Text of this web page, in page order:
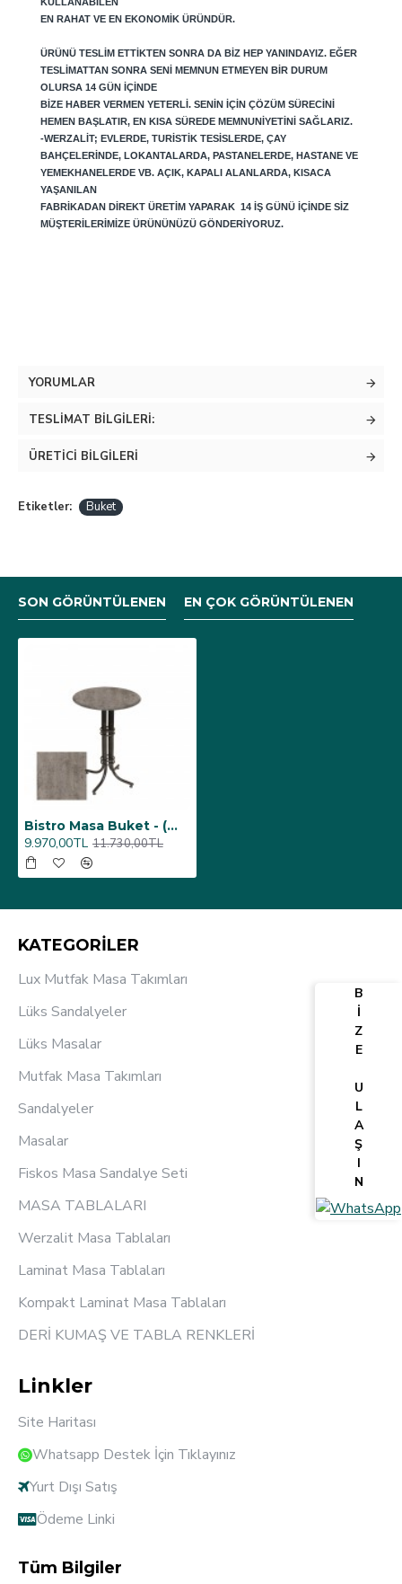
EN RAHAT VE EN EKONOMIK ÜRÜNDÜR.
ÜRÜNÜ TESLIM ETTIKTEN SONRA DA BIZ HEP YANINDAYIZ. EĞER
TESLIMATTAN SONRA SENI MEMNUN ETMEYEN BIR DURUM
OLURSA 14 GÜN IÇINDE
BIZE HABER VERMEN YETERLI. SENIN IÇIN ÇÖZÜM SÜRECINI
HEMEN BAŞLATIR, EN KISA SÜREDE MEMNUNIYETINI SAĞLARIZ.
-WERZALIT; EVLERDE, TURISTIK TESISLERDE, ÇAY
BAHÇELERINDE, LOKANTALARDA, PASTANELERDE, HASTANE VE
YEMEKHANELERDE VB. AÇIK, KAPALI ALANLARDA, KISACA
YAŞANILAN
FABRIKADAN DIREKT ÜRETIM YAPARAK 14 IŞ GÜNÜ IÇINDE SIZ
MÜŞTERILERIMIZE ÜRÜNÜNÜZÜ GÖNDERIYORUZ.
YORUMLAR
TESLIMAT BILGILERI:
ÜRETICI BILGILERI
Etiketler: Buket
SON GÖRÜNTÜLENEN EN ÇOK GÖRÜNTÜLENEN
Bistro Masa Buket - (Werzalit, Wermodin ve Allzalit Tabla 60 cm çap) - Kahve Oxid
9.970,00TL 11.730,00TL
KATEGORİLER
Lux Mutfak Masa Takımları
Lüks Sandalyeler
Lüks Masalar
Mutfak Masa Takımları
Sandalyeler
Masalar
Fiskos Masa Sandalye Seti
MASA TABLALARI
Werzalit Masa Tablaları
Laminat Masa Tablaları
Kompakt Laminat Masa Tablaları
DERİ KUMAŞ VE TABLA RENKLERİ
Linkler
Site Haritası
Whatsapp Destek İçin Tıklayınız
Yurt Dışı Satış
Ödeme Linki
Tüm Bilgiler
B
İ
Z
E
U
L
A
Ş
I
N